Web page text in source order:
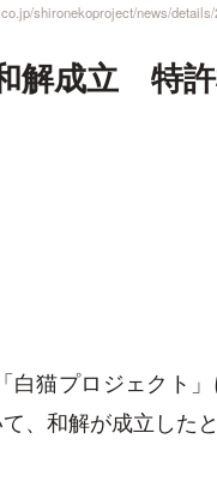
shironekoproject/news/details/
解成立 特
白猫プロジェクト
、和解が成立したと